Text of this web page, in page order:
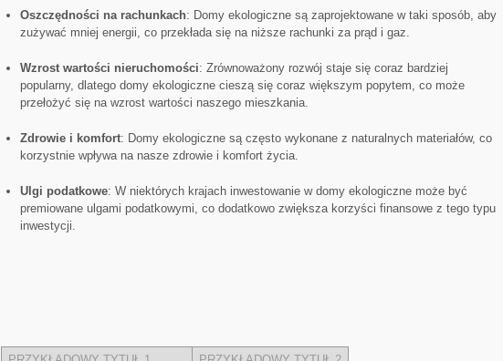
Oszczędności⁣ na rachunkach: ⁣Domy ekologiczne są zaprojektowane w taki sposób, aby
zużywać mniej energii, co przekłada się na‍ niższe rachunki za prąd i gaz.
Wzrost wartości nieruchomości: Zrównoważony rozwój staje‍ się ​coraz bardziej
popularny, dlatego domy ekologiczne cieszą się coraz ⁤większym popytem, co może
przełożyć się na wzrost wartości naszego mieszkania.
Zdrowie⁣ i ​komfort: Domy ‌ekologiczne są często⁢ wykonane z naturalnych materiałów, co
‍korzystnie wpływa na nasze zdrowie i komfort życia.
Ulgi podatkowe: W⁣ niektórych krajach inwestowanie ‌w domy ekologiczne ⁢może być
premiowane ulgami podatkowymi, co dodatkowo zwiększa ‌korzyści finansowe⁣ z⁤ tego typu
inwestycji.